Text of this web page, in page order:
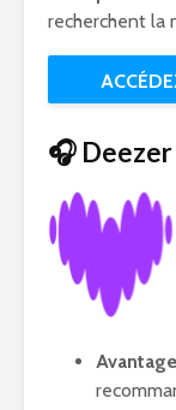
recherchent la
🎧 Deezer